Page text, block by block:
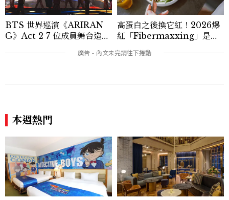
「玩咖懶人包」盤點類文章，致力用專業視
角提供讀者最新話題、兼具風格與實用的高
品質生活旅遊靈感內容。 Contact：ben
ny_yang@mctw.com.tw
BTS 世界巡演《ARIRAN
G》Act 2 7 位成員舞台造型
高蛋白之後換它紅！2026爆
紅「Fibermaxxing」是什
狂吃菜
本週熱門